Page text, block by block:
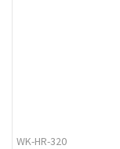
WK-HR-320